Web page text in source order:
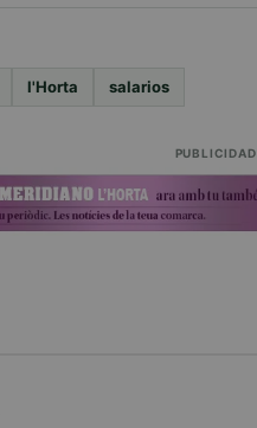
l'Horta salarios
PUBLICIDAD